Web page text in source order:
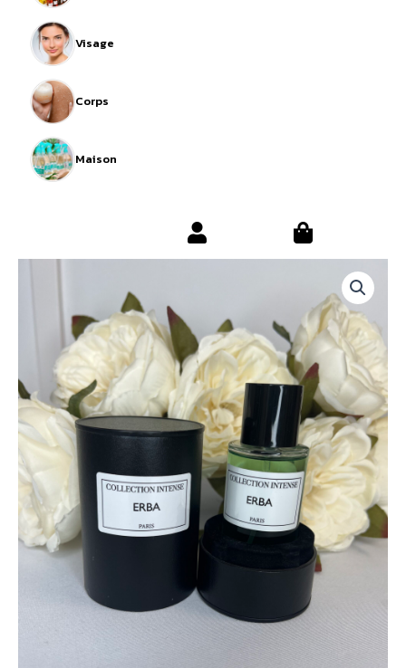
Visage
Corps
Maison